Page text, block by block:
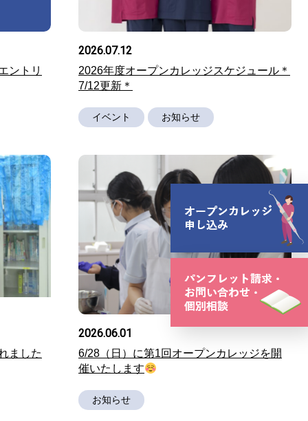
ントリ
2026.07.12
2026年度オープンカレッジスケジュール＊
7/12更新＊
イベント お知らせ
ました
2026.06.01
6/28（日）に第1回オープンカレッジを開
催いたします
お知らせ